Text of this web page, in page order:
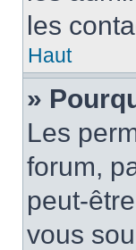
les
Haut
»
Les
forum,
peut-
vous